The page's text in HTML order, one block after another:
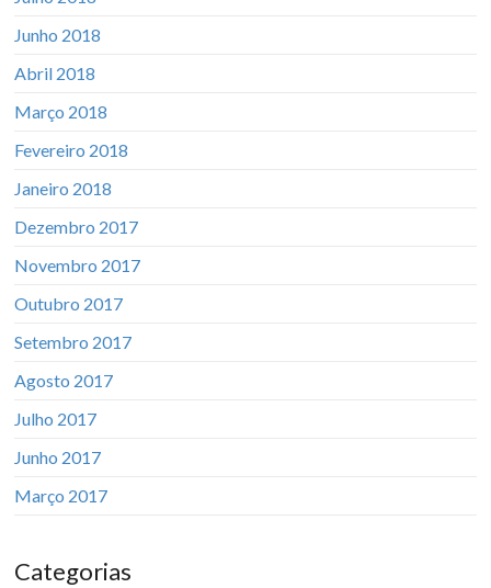
Junho 2018
Abril 2018
Março 2018
Fevereiro 2018
Janeiro 2018
Dezembro 2017
Novembro 2017
Outubro 2017
Setembro 2017
Agosto 2017
Julho 2017
Junho 2017
Março 2017
Categorias